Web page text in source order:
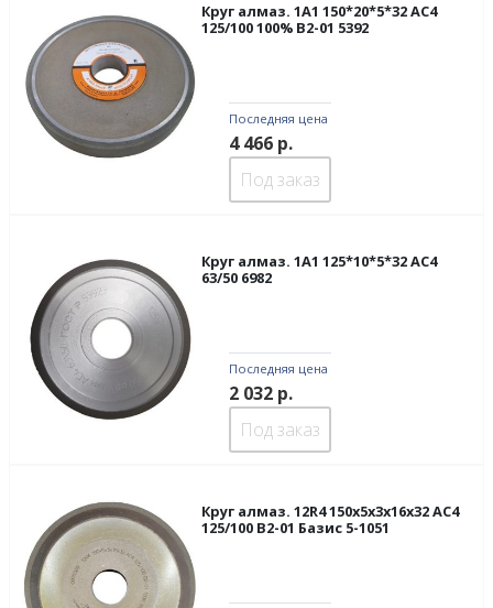
Круг алмаз. 1А1 150*20*5*32 АС4
125/100 100% В2-01 5392
Последняя цена
4 466р.
Под заказ
Круг алмаз. 1А1 125*10*5*32 АС4
63/50 6982
Последняя цена
2 032р.
Под заказ
Круг алмаз. 12R4 150х5х3х16х32 АС4
125/100 В2-01 Базис 5-1051